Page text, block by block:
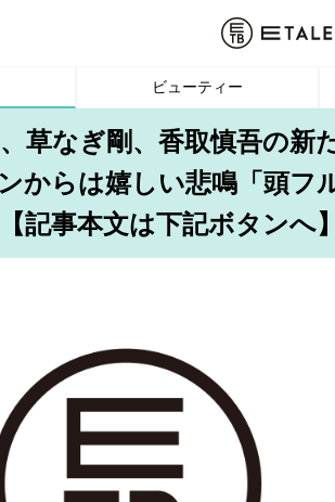
ビューティー
草なぎ剛、香取慎吾の新
からは嬉しい悲鳴「頭フ
記事本文は下記ボタンへ】